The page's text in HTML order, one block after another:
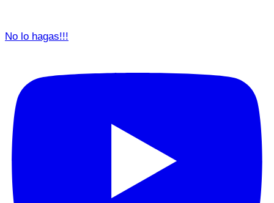
No lo hagas!!!